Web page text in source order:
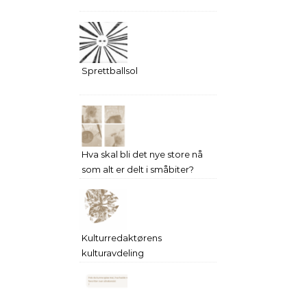
Sprettballsol
Hva skal bli det nye store nå
som alt er delt i småbiter?
Kulturredaktørens
kulturavdeling